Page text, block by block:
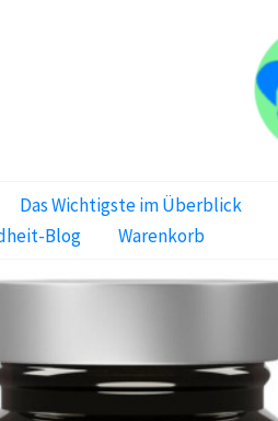
Das Wichtigste im Überblick
Blog Warenkorb